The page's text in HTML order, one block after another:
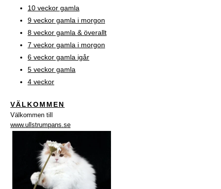
10 veckor gamla
9 veckor gamla i morgon
8 veckor gamla & överallt
7 veckor gamla i morgon
6 veckor gamla igår
5 veckor gamla
4 veckor
VÄLKOMMEN
Välkommen till
www.ullstrumpans.se